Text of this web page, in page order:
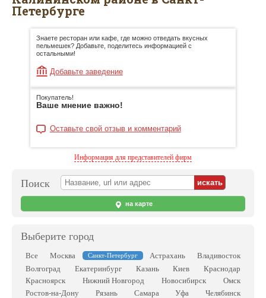
Петербурге
Знаете ресторан или кафе, где можно отведать вкусных
пельмешек? Добавьте, поделитесь информацией с
остальными!
Добавьте заведение
Покупатель!
Ваше мнение важно!
Оставьте свой отзыв и комментарий
Информация для представителей фирм
Поиск
на карте
Выберите город
Все Москва Санкт-Петербург Астрахань
Владивосток
Волгоград
Екатеринбург Казань Киев
Краснодар
Красноярск
Нижний Новгород Новосибирск
Омск
Ростов-на-Дону
Рязань Самара Уфа
Челябинск